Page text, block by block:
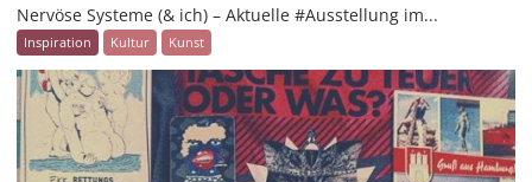
Nervöse Systeme (& ich) – Aktuelle #Ausstellung im...
Inspiration Kultur Kunst